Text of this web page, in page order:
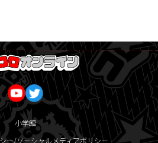
小学館
ー/ソーシャルメディアポリシー